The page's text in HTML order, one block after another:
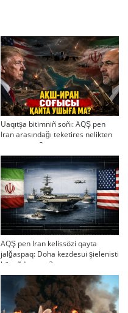
Uaqıtşa bitimniñ soñı: AQŞ pen
Iran arasındağı teketires nelikten
qayta uşıqtı?
AQŞ pen Iran kelissözi qayta
jalğaspaq: Doha kezdesui şielenisti
bäseñdete me?